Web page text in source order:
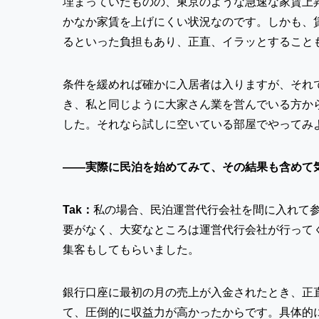
かなか家賃を上げにくい状況なのです。しかも
るといった負担もあり、正直、イラッとすること
条件を緩めれば確かに入居者は入りますが、そ
き、私と同じように大家さん業を営んでいる方
した。それなら試しに空いている部屋でやって
――実際に民泊を始めてみて、その結果も含めて
Tak： 私の場合、民泊運営代行会社を間に入れて
要がなく、大変なところは運営代行会社が行っ
集客もしてもらいました。
銀行口座に最初の月の売上が入金されたとき、
て、圧倒的に収益力が高かったからです。具体